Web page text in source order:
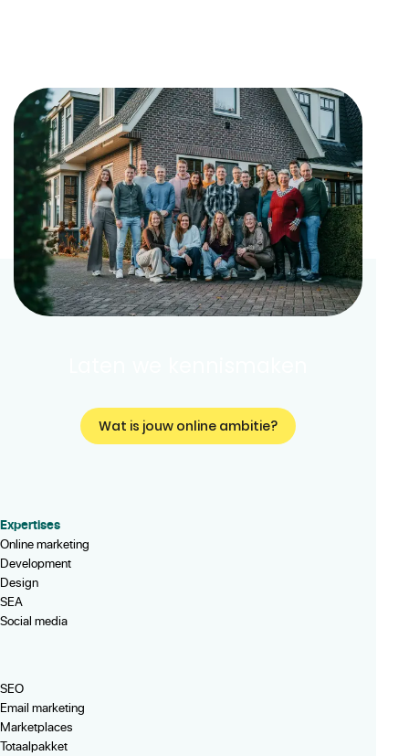
Wat is jouw online ambitie?
Expertises
Online marketing
Development
Design
SEA
Social media
SEO
Email marketing
Marketplaces
Totaalpakket